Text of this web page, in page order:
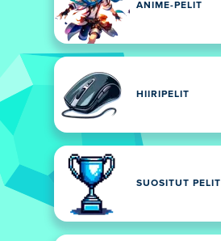
ANIME-PELIT
HIIRIPELIT
SUOSITUT PELIT